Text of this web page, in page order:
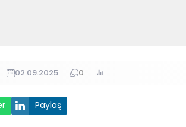
02.09.2025 0
Paylaş